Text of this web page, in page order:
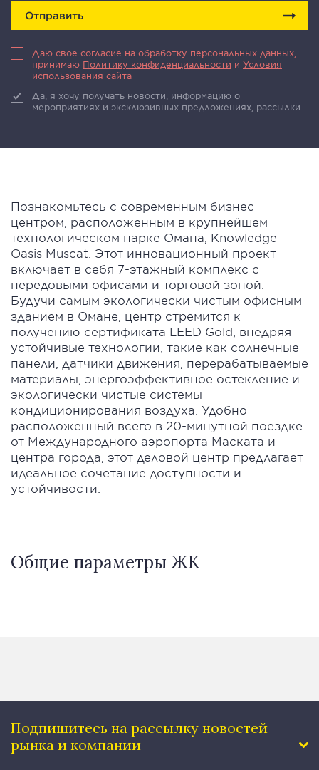
Отправить
Даю свое согласие на обработку персональных данных,
принимаю Политику конфиденциальности и Условия
использования сайта
Да, я хочу получать новости, информацию о
мероприятиях и эксклюзивных предложениях, рассылки
Познакомьтесь с современным бизнес-
центром, расположенным в крупнейшем
технологическом парке Омана, Knowledge
Oasis Muscat. Этот инновационный проект
включает в себя 7-этажный комплекс с
передовыми офисами и торговой зоной.
Будучи самым экологически чистым офисным
зданием в Омане, центр стремится к
получению сертификата LEED Gold, внедряя
устойчивые технологии, такие как солнечные
панели, датчики движения, перерабатываемые
материалы, энергоэффективное остекление и
экологически чистые системы
кондиционирования воздуха. Удобно
расположенный всего в 20-минутной поездке
от Международного аэропорта Маската и
центра города, этот деловой центр предлагает
идеальное сочетание доступности и
устойчивости.
Общие параметры ЖК
Подпишитесь на рассылку новостей
рынка и компании